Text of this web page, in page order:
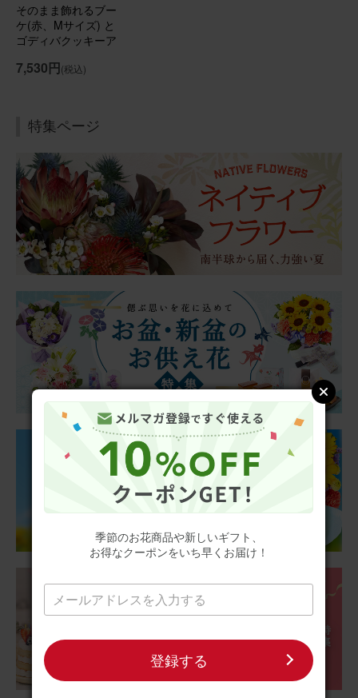
ブルーミーユーザーさん
とても大きなヒマワリでした
贈り先から、心が華やかになるようなヒマワリのアレンジ
メントが届いたと連絡がありました。気温が高い日だった
ので心配していましたが、とても元気な状態で届いたよう
です。後からカステラに気づき、２度喜んでいただけたよ
うです！
さらに表示
そのまま飾れるブーケ(ひまわり、Sサイズ) と 銀座千疋屋
フルーツカステラ のセット
2026/07/10
せなｑ 60代
用途：
誕生日
誕生日
喜んでくれてます
そのまま飾れるブーケ(カラフル、XSサイズ)
た〜て感じます。
そのまま飾れるブーケ(ひまわり、Sサイズ) と ピーターラ
ビットコーヒー＆スイーツギフト のセット
そのまま飾れるブー
ケ(赤、Mサイズ) と
ゴディバクッキーア
ット
7,530円(税込)
特集ページ
季節のお花商品や新しいギフト、
お得なクーポンをいち早くお届け！
登録する